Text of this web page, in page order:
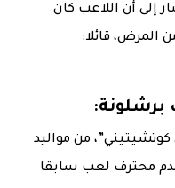
إلى أن اللاعب كان
المرض، قائلا:
برشلونة:
من مواليد
لاعب كرة قدم محترف لعب سابقا